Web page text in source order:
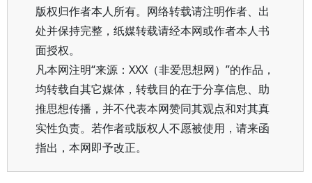
版权归作者本人所有。网络转载请注明作者、出
处并保持完整，纸媒转载请经本网或作者本人书
面授权。
凡本网注明“来源：XXX（非爱思想网）”的作品，
均转载自其它媒体，转载目的在于分享信息、助
推思想传播，并不代表本网赞同其观点和对其真
实性负责。若作者或版权人不愿被使用，请来函
指出，本网即予改正。